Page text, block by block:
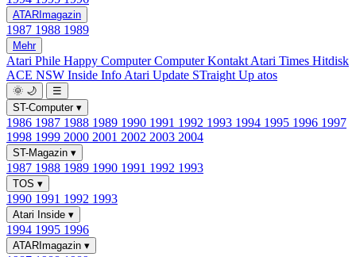
ATARImagazin
1987 1988 1989
Mehr
Atari Phile Happy ComputerComputer Kontakt Atari Times Hitdisk
ACE NSW Inside Info Atari Update STraight Up atos
🌞 🌙
☰
ST-Computer ▾
1986 1987 1988 1989 1990 1991 1992 1993 1994 1995 1996 1997
1998 1999 2000 2001 2002 2003 2004
ST-Magazin ▾
1987 1988 1989 1990 1991 1992 1993
TOS ▾
1990 1991 1992 1993
Atari Inside ▾
1994 1995 1996
ATARImagazin ▾